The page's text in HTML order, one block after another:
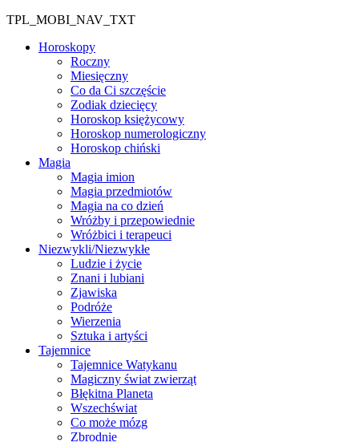
TPL_MOBI_NAV_TXT
Horoskopy
Roczny
Miesięczny
Co da Ci szczęście
Zodiak dziecięcy
Horoskop księżycowy
Horoskop numerologiczny
Horoskop chiński
Magia
Magia imion
Magia przedmiotów
Magia na co dzień
Wróżby i przepowiednie
Wróżbici i terapeuci
Niezwykli/Niezwykłe
Ludzie i życie
Znani i lubiani
Zjawiska
Podróże
Wierzenia
Sztuka i artyści
Tajemnice
Tajemnice Watykanu
Magiczny świat zwierząt
Błękitna Planeta
Wszechświat
Co może mózg
Zbrodnie